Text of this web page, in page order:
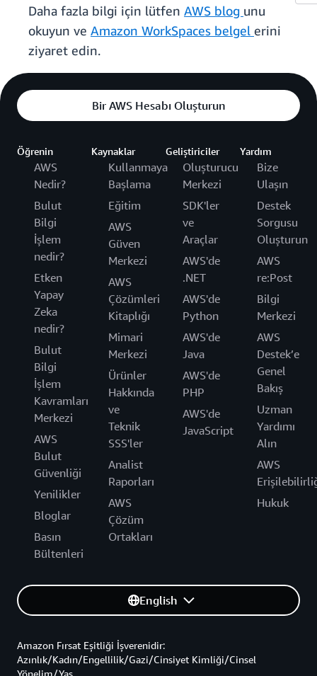
Daha fazla bilgi için lütfen AWS blog unu
okuyun ve Amazon WorkSpaces belgel erini
ziyaret edin.
Bir AWS Hesabı Oluşturun
Öğrenin
AWS
Nedir?
Bulut
Bilgi
İşlem
nedir?
Etken
Yapay
Zeka
nedir?
Bulut
Bilgi
İşlem
Kavramları
Merkezi
AWS
Bulut
Güvenliği
Yenilikler
Bloglar
Basın
Bültenleri
Kaynaklar
Kullanmaya
Başlama
Eğitim
AWS
Güven
Merkezi
AWS
Çözümleri
Kitaplığı
Mimari
Merkezi
Ürünler
Hakkında
ve
Teknik
SSS'ler
Analist
Raporları
AWS
Çözüm
Ortakları
Geliştiriciler
Oluşturucu
Merkezi
SDK'ler
ve
Araçlar
AWS'de
.NET
AWS'de
Python
AWS'de
Java
AWS'de
PHP
AWS'de
JavaScript
Yardım
Bize
Ulaşın
Destek
Sorgusu
Oluşturun
AWS
re:Post
Bilgi
Merkezi
AWS
Destek’e
Genel
Bakış
Uzman
Yardımı
Alın
AWS
Hukuk
English
Amazon Fırsat Eşitliği İşverenidir:
Azınlık/Kadın/Engellilik/Gazi/Cinsiyet Kimliği/Cinsel